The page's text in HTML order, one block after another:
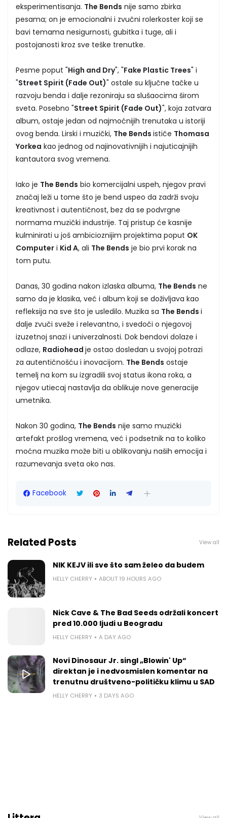
eksperimentisanja. The Bends nije samo zbirka
pesama; on je emocionalni i zvučni rolerkoster koji se
bavi temama nesigurnosti, gubitka i tuge, ali i
postojanosti kroz sve teške trenutke.
Pesme poput "High and Dry", "Fake Plastic Trees" i
"Street Spirit (Fade Out)" ostale su ključne tačke u
razvoju benda i dalje rezoniraju sa slušaocima širom
sveta. Posebno "Street Spirit (Fade Out)", koja zatvara
album, ostaje jedan od najmoćnijih trenutaka u istoriji
ovog benda. Lirski i muzički, The Bends ističe Thomasa
Yorkea kao jednog od najinovativnijih i najuticajnijih
kantautora svog vremena.
Iako je The Bends bio komercijalni uspeh, njegov pravi
značaj leži u tome što je bend uspeo da zadrži svoju
kreativnost i autentičnost, bez da se podvrgne
normama muzički industrije. Taj pristup će kasnije
kulminirati u još ambicioznijim projektima poput OK
Computer i Kid A, ali The Bends je bio prvi korak na
tom putu.
Danas, 30 godina nakon izlaska albuma, The Bends ne
samo da je klasika, već i album koji se doživljava kao
refleksija na sve što je usledilo. Muzika sa The Bends i
dalje zvuči sveže i relevantno, i svedoči o njegovoj
izuzetnoj snazi i univerzalnosti. Dok bendovi dolaze i
odlaze, Radiohead je ostao dosledan u svojoj potrazi
za autentičnošću i inovacijom. The Bends ostaje
temelj na kom su izgradili svoj status ikona roka, a
njegov utiecaj nastavlja da oblikuje nove generacije
umetnika.
Nakon 30 godina, The Bends nije samo muzički
artefakt prošlog vremena, već i podsetnik na to koliko
moćna muzika može biti u oblikovanju naših emocija i
razumevanja sveta oko nas.
Facebook
Related Posts View all
NIK KEJV ili sve što sam želeo da budem
HELLY CHERRY ABOUT 19 HOURS AGO
Nick Cave & The Bad Seeds održali koncert
pred 10.000 ljudi u Beogradu
HELLY CHERRY A DAY AGO
Novi Dinosaur Jr. singl „Blowin' Up“
direktan je i nedvosmislen komentar na
trenutnu društveno-političku klimu u SAD
HELLY CHERRY 3 DAYS AGO